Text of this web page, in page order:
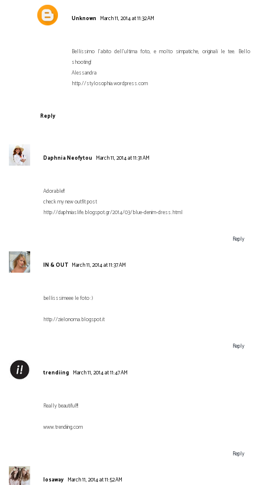
Unknown March 11, 2014 at 11:32 AM
Bellissimo l'abito dell'ultima foto, e molto simpatiche, originali le tee. Bello
shooting!
Alessandra
http://stylosophia.wordpress.com
Reply
Daphnia Neofytou March 11, 2014 at 11:31 AM
Adorable!!
check my new outfit post
http://daphniaslife.blogspot.gr/2014/03/blue-denim-dress.html
Reply
IN & OUT March 11, 2014 at 11:37 AM
bellisssimeee le foto :)
http://zielonoma.blogspot.it
Reply
trendiing March 11, 2014 at 11:47 AM
Really beautiful!!!
www.trendiing.com
Reply
losaway March 11, 2014 at 11:52 AM